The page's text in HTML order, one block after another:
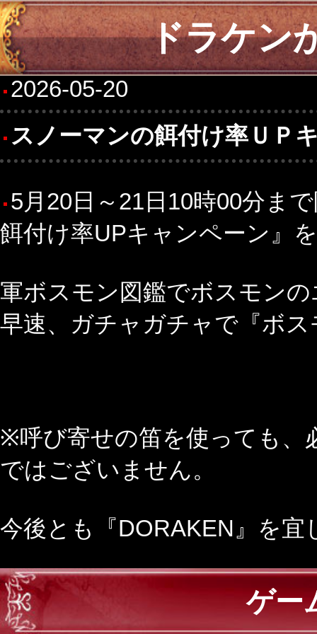
ドラケン
2026-05-20
スノーマンの餌付け率ＵＰ
5月20日～21日10時00分ま
餌付け率UPキャンペーン』
軍ボスモン図鑑でボスモン
早速、ガチャガチャで『ボ
※呼び寄せの笛を使っても、
ではございません。
今後とも『DORAKEN』を
ゲー